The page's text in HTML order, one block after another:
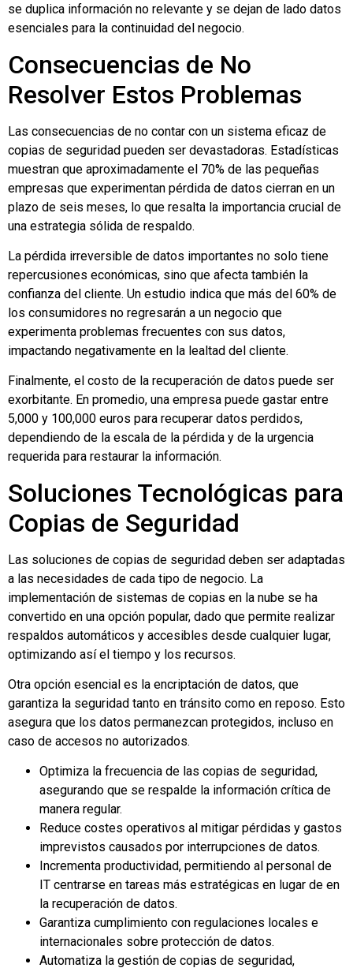
se duplica información no relevante y se dejan de lado datos
esenciales para la continuidad del negocio.
Consecuencias de No
Resolver Estos Problemas
Las consecuencias de no contar con un sistema eficaz de
copias de seguridad pueden ser devastadoras. Estadísticas
muestran que aproximadamente el 70% de las pequeñas
empresas que experimentan pérdida de datos cierran en un
plazo de seis meses, lo que resalta la importancia crucial de
una estrategia sólida de respaldo.
La pérdida irreversible de datos importantes no solo tiene
repercusiones económicas, sino que afecta también la
confianza del cliente. Un estudio indica que más del 60% de
los consumidores no regresarán a un negocio que
experimenta problemas frecuentes con sus datos,
impactando negativamente en la lealtad del cliente.
Finalmente, el costo de la recuperación de datos puede ser
exorbitante. En promedio, una empresa puede gastar entre
5,000 y 100,000 euros para recuperar datos perdidos,
dependiendo de la escala de la pérdida y de la urgencia
requerida para restaurar la información.
Soluciones Tecnológicas para
Copias de Seguridad
Las soluciones de copias de seguridad deben ser adaptadas
a las necesidades de cada tipo de negocio. La
implementación de sistemas de copias en la nube se ha
convertido en una opción popular, dado que permite realizar
respaldos automáticos y accesibles desde cualquier lugar,
optimizando así el tiempo y los recursos.
Otra opción esencial es la encriptación de datos, que
garantiza la seguridad tanto en tránsito como en reposo. Esto
asegura que los datos permanezcan protegidos, incluso en
caso de accesos no autorizados.
Optimiza la frecuencia de las copias de seguridad,
asegurando que se respalde la información crítica de
manera regular.
Reduce costes operativos al mitigar pérdidas y gastos
imprevistos causados por interrupciones de datos.
Incrementa productividad, permitiendo al personal de
IT centrarse en tareas más estratégicas en lugar de en
la recuperación de datos.
Garantiza cumplimiento con regulaciones locales e
internacionales sobre protección de datos.
Automatiza la gestión de copias de seguridad,